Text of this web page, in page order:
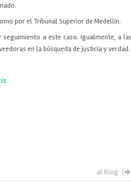
por el Tribunal Superior de Medellín.
a este caso. Igualmente, a las
en la búsqueda de justicia y verdad.
al Blog